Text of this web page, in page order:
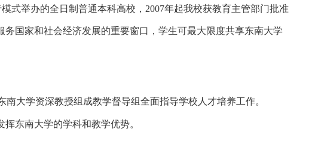
式举办的全日制普通本科高校， 2007年起我校获教育主管部门批准
国家和社会经济发展的重要窗口，学生可最大限度共享东南大学
大学资深教授组成教学督导组全面指导学校人才培养工作。
东南大学的学科和教学优势。